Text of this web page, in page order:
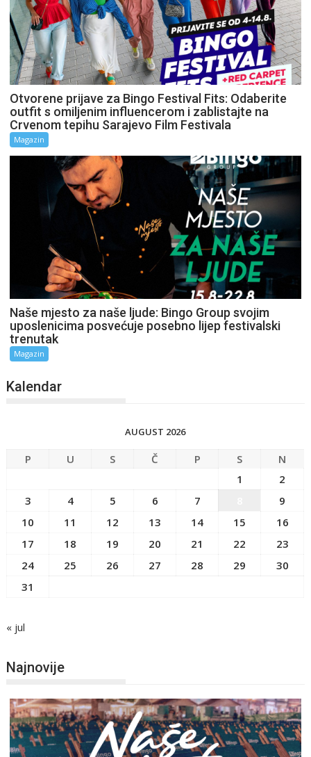
Otvorene prijave za Bingo Festival Fits: Odaberite
outfit s omiljenim influencerom i zablistajte na
Crvenom tepihu Sarajevo Film Festivala
Magazin
Naše mjesto za naše ljude: Bingo Group svojim
uposlenicima posvećuje posebno lijep festivalski
trenutak
Magazin
Kalendar
AUGUST 2026
P U S Č P S
N
1
2
3
4 5 6 7
9
10
11 12 13 14 15
16
17
18 19 20 21 22
23
24
25 26 27 28 29
30
31
« jul
Najnovije